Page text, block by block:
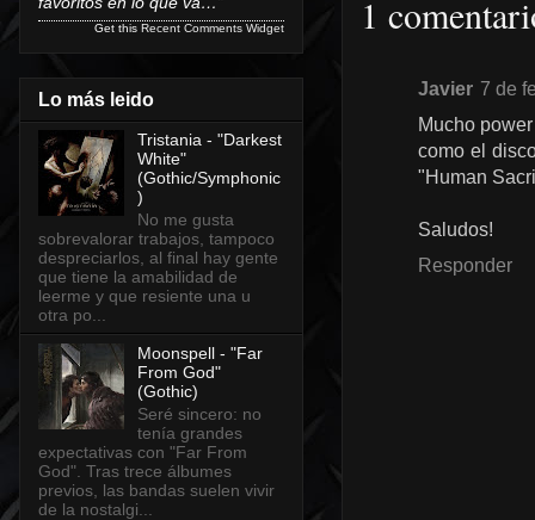
1
Javier 7 de
Mucho
como el
"Human
Saludos!
Responder
Get this Recent Comments Widget
Lo más leido
Tristania - "Darkest
White"
(Gothic/Symphonic
)
No me gusta
sobrevalorar trabajos, tampoco
despreciarlos, al final hay gente
que tiene la amabilidad de
leerme y que resiente una u
otra po...
Moonspell - "Far
From God"
(Gothic)
Seré sincero: no
tenía grandes
expectativas con "Far From
God". Tras trece álbumes
previos, las bandas suelen vivir
de la nostalgi...